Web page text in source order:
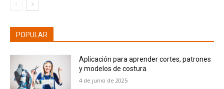
POPULAR
Aplicación para aprender cortes, patrones
y modelos de costura
4 de junio de 2025